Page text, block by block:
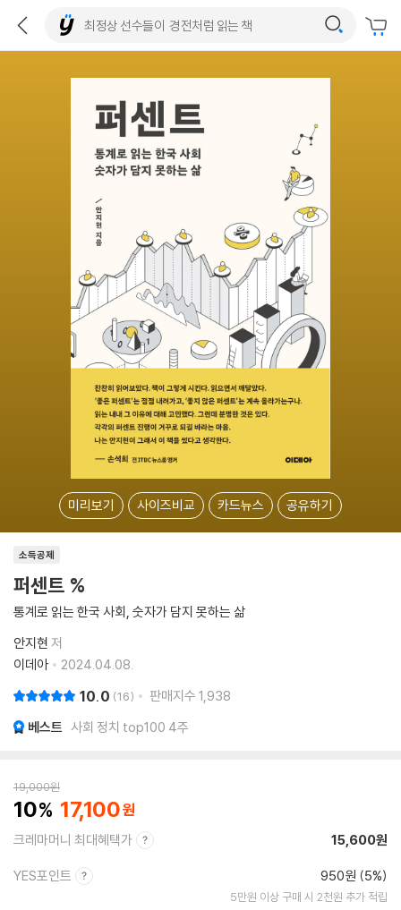
미리보기 사이즈비교 카드뉴스 공유하기
소득공제
퍼센트 %
통계로 읽는 한국 사회, 숫자가 담지 못하는 삶
안지현 저
이데아
2024.04.08.
10.0 16 판매지수 1,938
베스트 사회 정치 top100 4주
19,000원
10 17,100
크레마머니 최대혜택가 15,600원
YES포인트 950원 (5%)
5만원 이상 구매 시 2천원 추가 적립